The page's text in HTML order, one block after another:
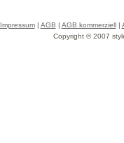
Impressum| AGB | AGB kommerziell|
Copyright © 2007